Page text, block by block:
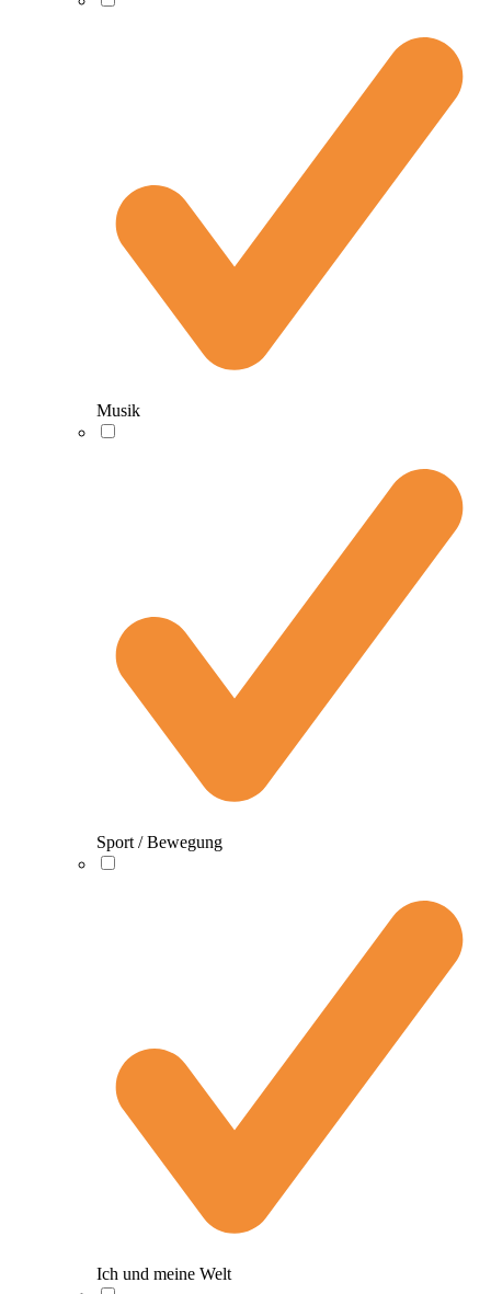
Musik
Sport / Bewegung
Ich und meine Welt